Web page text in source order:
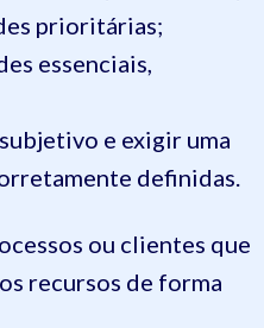
prioritárias;
essenciais,
e exigir uma
definidas.
ou clientes que
recursos de forma